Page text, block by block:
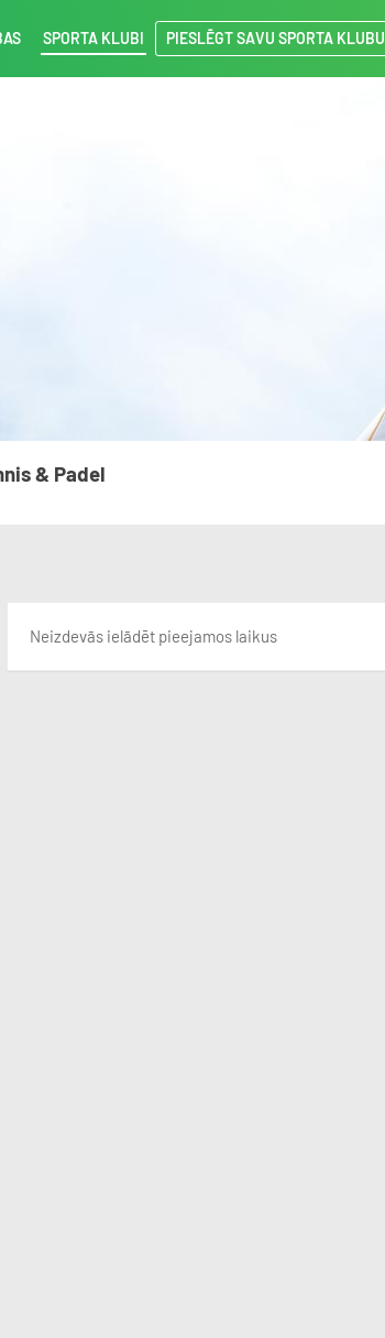
SPORTA KLUBI PIESLĒGT SAVU SPORTA KLUBU
& Padel
Neizdevās ielādēt pieejamos laikus